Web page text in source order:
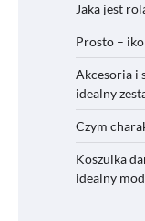
Jaka jest
Prosto –
Akcesoria i
idealny
Czym
Koszulka
idealny